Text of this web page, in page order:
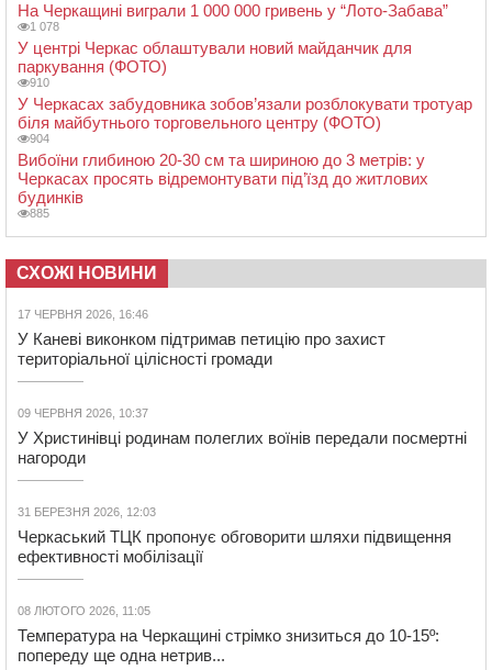
На Черкащині виграли 1 000 000 гривень у “Лото-Забава”
1 078
У центрі Черкас облаштували новий майданчик для
паркування (ФОТО)
910
У Черкасах забудовника зобов’язали розблокувати тротуар
біля майбутнього торговельного центру (ФОТО)
904
Вибоїни глибиною 20-30 см та шириною до 3 метрів: у
Черкасах просять відремонтувати під’їзд до житлових
будинків
885
СХОЖІ НОВИНИ
17 ЧЕРВНЯ 2026, 16:46
У Каневі виконком підтримав петицію про захист
територіальної цілісності громади
09 ЧЕРВНЯ 2026, 10:37
У Христинівці родинам полеглих воїнів передали посмертні
нагороди
31 БЕРЕЗНЯ 2026, 12:03
Черкаський ТЦК пропонує обговорити шляхи підвищення
ефективності мобілізації
08 ЛЮТОГО 2026, 11:05
Температура на Черкащині стрімко знизиться до 10-15º:
попереду ще одна нетрив...